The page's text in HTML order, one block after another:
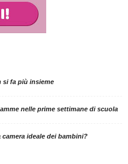
si fa più insieme
nelle prime settimane di scuola
camera ideale dei bambini?